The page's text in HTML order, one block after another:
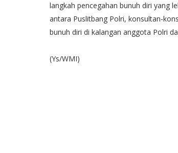
langkah pencegahan bunuh diri yang
antara Puslitbang Polri, konsultan-
bunuh diri di kalangan anggota Polri
(Ys/WMI)